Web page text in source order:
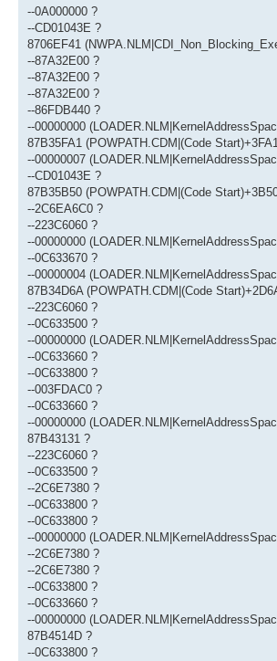
--0A000000 ?
--CD01043E ?
8706EF41
--87A32E00 ?
--87A32E00 ?
--87A32E00 ?
--86FDB440 ?
--00000000
87B35FA1 (POWPATH.CDM|(Code
--00000007
--CD01043E ?
87B35B50 (POWPATH.CDM|(Code
--2C6EA6C0 ?
--223C6060 ?
--00000000
--0C633670 ?
--00000004
87B34D6A (POWPATH.CDM|(Code
--223C6060 ?
--0C633500 ?
--00000000
--0C633660 ?
--0C633800 ?
--003FDAC0 ?
--0C633660 ?
--00000000
87B43131 ?
--223C6060 ?
--0C633500 ?
--2C6E7380 ?
--0C633800 ?
--0C633800 ?
--00000000
--2C6E7380 ?
--2C6E7380 ?
--0C633800 ?
--0C633660 ?
--00000000
87B4514D ?
--0C633800 ?